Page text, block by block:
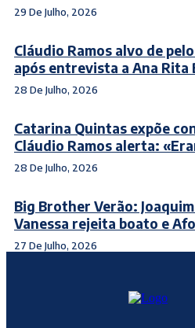
29 De Julho, 2026
Cláudio Ramos alvo de
após entrevista a Ana Rita
28 De Julho, 2026
Catarina Quintas expõe
Cláudio Ramos alerta:
28 De Julho, 2026
Big Brother Verão:
Vanessa rejeita boato e
27 De Julho, 2026